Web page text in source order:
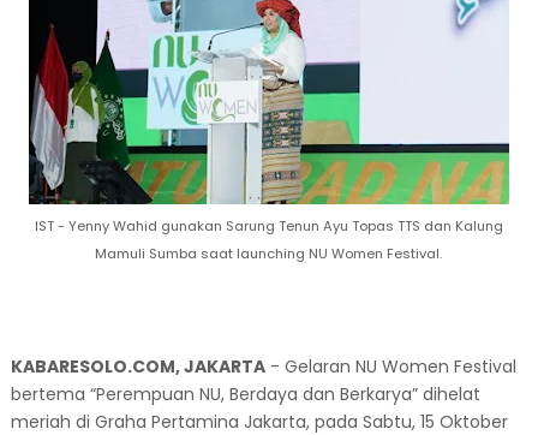
IST - Yenny Wahid gunakan Sarung Tenun Ayu Topas TTS dan Kalung
Mamuli Sumba saat launching NU Women Festival.
KABARESOLO.COM, JAKARTA- Gelaran NU Women Festival
bertema “Perempuan NU, Berdaya dan Berkarya” dihelat
meriah di Graha Pertamina Jakarta, pada Sabtu, 15 Oktober